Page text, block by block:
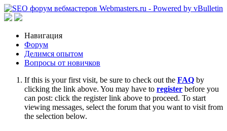
Навигация
Форум
Делимся опытом
Вопросы от новичков
If this is your first visit, be sure to check out the FAQ by
clicking the link above. You may have to register before you
can post: click the register link above to proceed. To start
viewing messages, select the forum that you want to visit from
the selection below.